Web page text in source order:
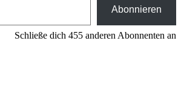
Abonnieren
Schließe dich 455 anderen Abonnenten an